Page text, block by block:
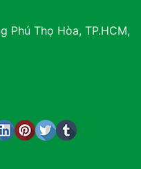
Phú Thọ Hòa, TP.HCM,